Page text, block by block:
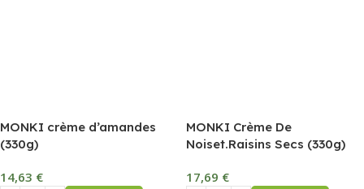
MONKI crème d’amandes
(330g)
14,63 €
MONKI Crème De
Noiset.Raisins Secs (330g)
17,69 €